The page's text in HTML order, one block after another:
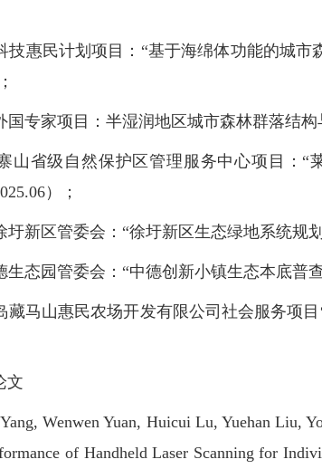
民计划项目：“基于海绵体功能的城市森
家项目：半湿润地区城市森林群落结构
省级自然保护区管理服务中心项目：“
）；
区管委会：“徐圩新区生态绿地系统规划
园管委会：“中德创新小镇生态本底普查
山惠民农场开发有限公司社会服务项目“
Wenwen Yuan, Huicui Lu, Yuehan Liu,
of Handheld Laser Scanning for